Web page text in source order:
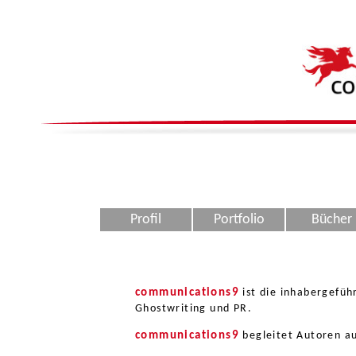
Profil Portfolio Bücher
communications9 ist die
Ghostwriting und PR.
communications9 begleitet Autoren